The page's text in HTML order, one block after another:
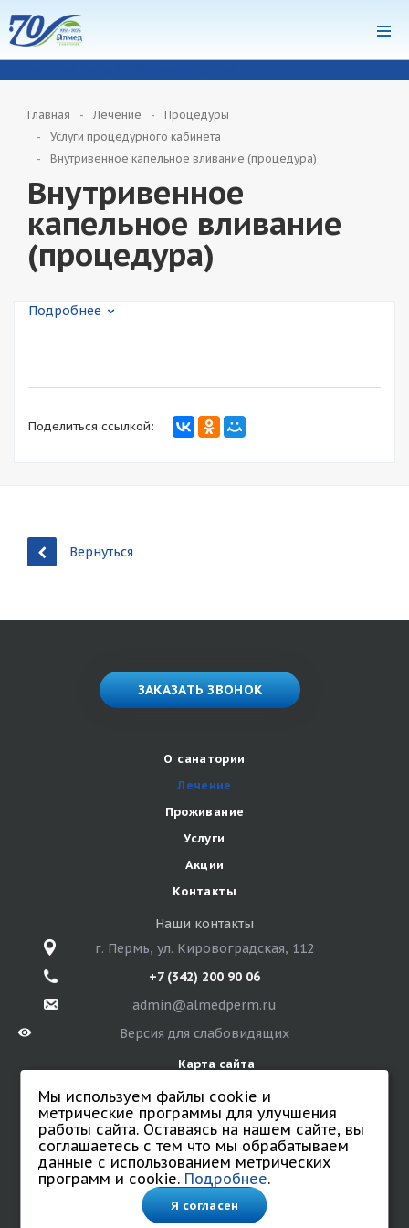
Главная Лечение
Процедуры
Услуги процедурного кабинета
Внутривенное капельное вливание (процедура)
Внутривенное
капельное вливание
(процедура)
Подробнее
Поделиться ссылкой:
Вернуться
ЗАКАЗАТЬ ЗВОНОК
О санатории
Лечение
Проживание
Услуги
Акции
Контакты
Наши контакты
г. Пермь, ул. Кировоградская, 112
+7 (342) 200 90 06
admin@almedperm.ru
Версия для слабовидящих
Карта сайта
© 2026 Санаторий «Алмед»
Все права защищены.
Политика обработки персональных данных
Согласие на обработку персональных данных.
Соглашение на обработку данных с использованием
cookie и метрических программ.
Мы используем файлы cookie и
метрические программы для улучшения
работы сайта. Оставаясь на нашем сайте, вы
соглашаетесь с тем что мы обрабатываем
данные с использованием метрических
программ и cookie. Подробнее.
Я согласен